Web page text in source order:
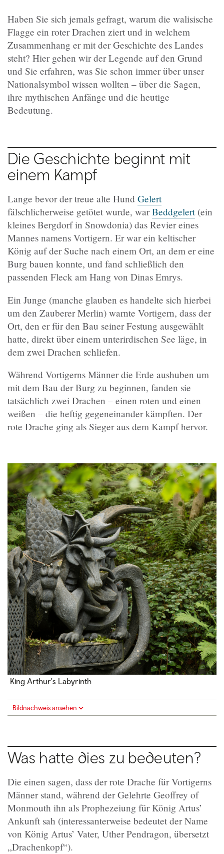
Haben Sie sich jemals gefragt, warum die walisische
Flagge ein roter Drachen ziert und in welchem
Zusammenhang er mit der Geschichte des Landes
steht? Hier gehen wir der Legende auf den Grund
und Sie erfahren, was Sie schon immer über unser
Nationalsymbol wissen wollten – über die Sagen,
ihre mythischen Anfänge und die heutige
Bedeutung.
Die Geschichte beginnt mit
einem Kampf
Lange bevor der treue alte Hund Gelert
fälschlicherweise getötet wurde, warBeddgelert(ein
kleines Bergdorf in Snowdonia) das Revier eines
Mannes namens Vortigern. Er war ein keltischer
König auf der Suche nach einem Ort, an dem er eine
Burg bauen konnte, und fand schließlich den
passenden Fleck am Hang von Dinas Emrys.
Ein Junge (manche glauben es handelte sich hierbei
um den Zauberer Merlin) warnte Vortigern, dass der
Ort, den er für den Bau seiner Festung ausgewählt
hatte, direkt über einem unterirdischen See läge, in
dem zwei Drachen schliefen.
Während Vortigerns Männer die Erde aushuben um
mit dem Bau der Burg zu beginnen, fanden sie
tatsächlich zwei Drachen – einen roten und einen
weißen – die heftig gegeneinander kämpften. Der
rote Drache ging als Sieger aus dem Kampf hervor.
King Arthur's Labyrinth
Bildnachweis ansehen
Was hatte dies zu bedeuten?
Die einen sagen, dass der rote Drache für Vortigerns
Männer stand, während der Gelehrte Geoffrey of
Monmouth ihn als Prophezeiung für König Artus’
Ankunft sah (interessanterweise bedeutet der Name
von König Artus’ Vater, Uther Pendragon, übersetzt
„Drachenkopf“).